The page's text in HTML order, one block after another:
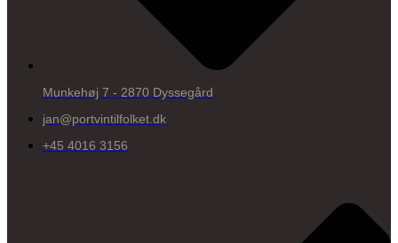
Munkehøj 7 - 2870 Dyssegård
jan@portvintilfolket.dk
+45 4016 3156